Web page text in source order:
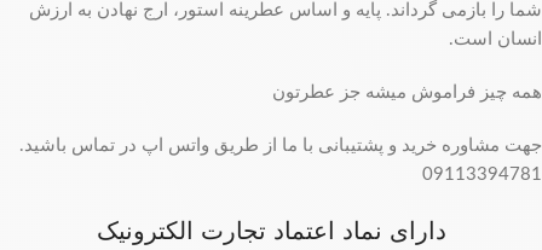
شما را بازمی گرداند. پایه و اساس عطرینه استور، ارج نهادن به ارزش
انسان است.
همه چیز فراموش میشه جز عطرتون
جهت مشاوره خرید و پشتیبانی با ما از طریق واتس اپ در تماس باشید.
09113394781
دارای نماد اعتماد تجارت الکترونیک